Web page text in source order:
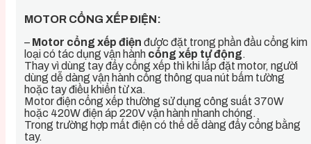
MOTOR CỔNG XẾP ĐIỆN:
– Motor cổng xếp điện được đặt trong phần đầu cổng kim
loại có tác dụng vận hành cổng xếp tự động.
Thay vì dùng tay đẩy cổng xếp thì khi lắp đặt motor, người
dùng dễ dàng vận hành cổng thông qua nút bấm tường
hoặc tay điều khiển từ xa.
Motor điện cổng xếp thường sử dụng công suất 370W
hoặc 420W điện áp 220V vận hành nhanh chóng.
Trong trường hợp mất điện có thể dễ dàng đẩy cổng bằng
tay.